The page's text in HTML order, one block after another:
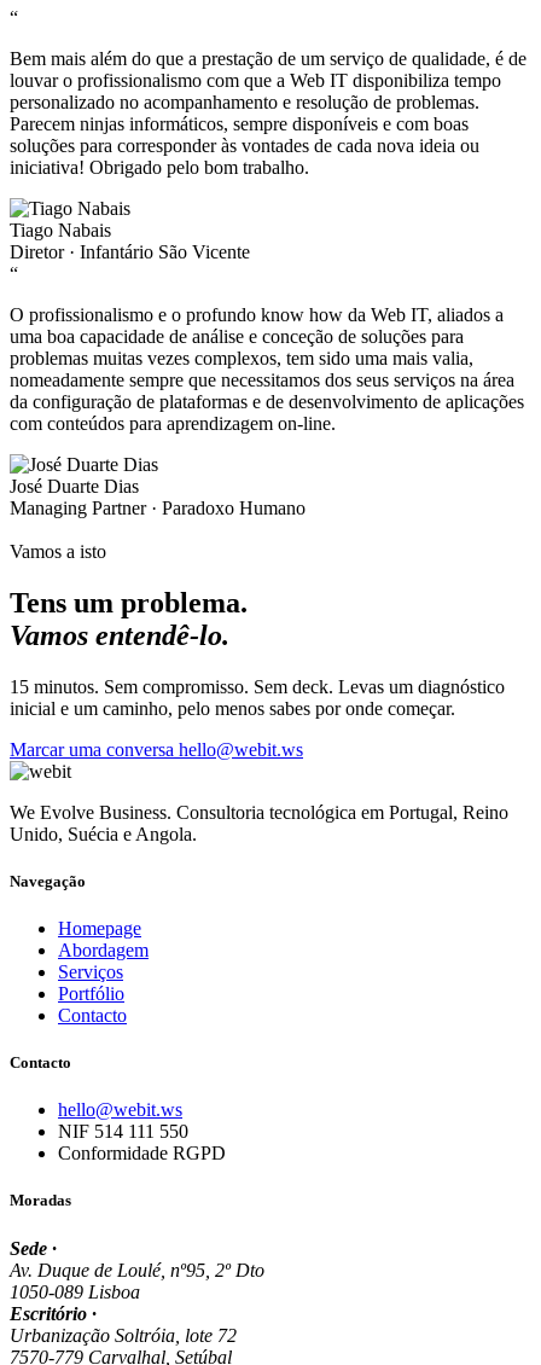
“
Bem mais além do que a prestação de um serviço de qualidade, é de
louvar o profissionalismo com que a Web IT disponibiliza tempo
personalizado no acompanhamento e resolução de problemas.
Parecem ninjas informáticos, sempre disponíveis e com boas
soluções para corresponder às vontades de cada nova ideia ou
iniciativa! Obrigado pelo bom trabalho.
Tiago Nabais
Diretor · Infantário São Vicente
“
O profissionalismo e o profundo know how da Web IT, aliados a
uma boa capacidade de análise e conceção de soluções para
problemas muitas vezes complexos, tem sido uma mais valia,
nomeadamente sempre que necessitamos dos seus serviços na área
da configuração de plataformas e de desenvolvimento de aplicações
com conteúdos para aprendizagem on-line.
José Duarte Dias
Managing Partner · Paradoxo Humano
Vamos a isto
Tens um problema.
Vamos entendê-lo.
15 minutos. Sem compromisso. Sem deck. Levas um diagnóstico
inicial e um caminho, pelo menos sabes por onde começar.
Marcar uma conversa hello@webit.ws
We Evolve Business. Consultoria tecnológica em Portugal, Reino
Unido, Suécia e Angola.
Navegação
Homepage
Abordagem
Serviços
Portfólio
Contacto
Contacto
hello@webit.ws
NIF 514 111 550
Conformidade RGPD
Moradas
Sede ·
Av. Duque de Loulé, nº95, 2º Dto
1050-089 Lisboa
Escritório ·
Urbanização Soltróia, lote 72
7570-779 Carvalhal, Setúbal